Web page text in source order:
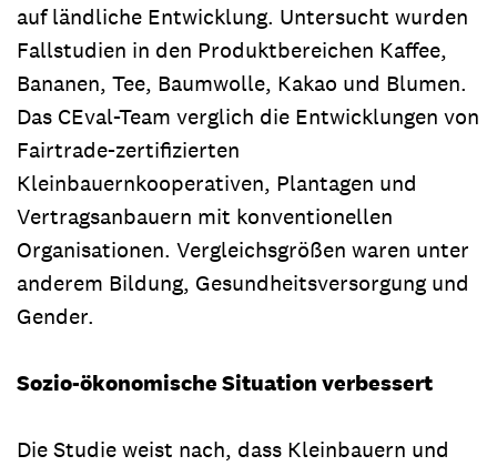
auf ländliche Entwicklung. Untersucht wurden
Fallstudien in den Produktbereichen Kaffee,
Bananen, Tee, Baumwolle, Kakao und Blumen.
Das CEval-Team verglich die Entwicklungen von
Fairtrade-zertifizierten
Kleinbauernkooperativen, Plantagen und
Vertragsanbauern mit konventionellen
Organisationen. Vergleichsgrößen waren unter
anderem Bildung, Gesundheitsversorgung und
Gender.
Sozio-ökonomische Situation verbessert
Die Studie weist nach, dass Kleinbauern und